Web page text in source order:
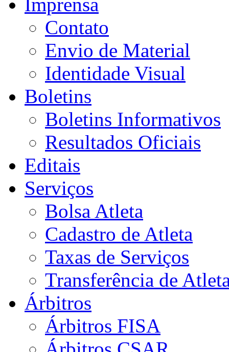
Imprensa
Contato
Envio de Material
Identidade Visual
Boletins
Boletins Informativos
Resultados Oficiais
Editais
Serviços
Bolsa Atleta
Cadastro de Atleta
Taxas de Serviços
Transferência de
Árbitros
Árbitros FISA